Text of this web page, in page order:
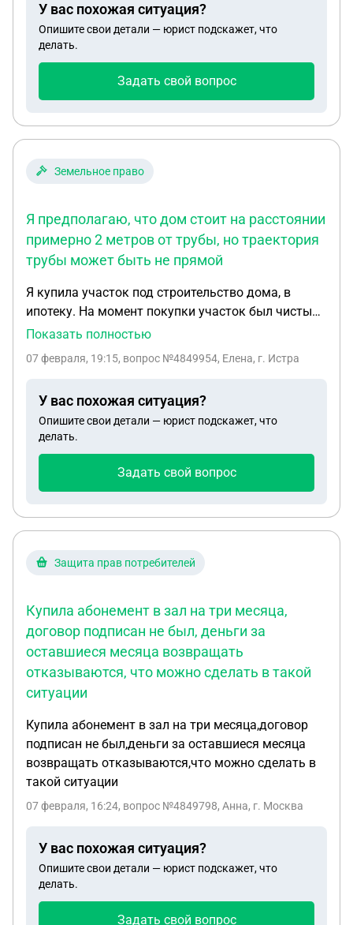
зло второму автовладельцу не еду в ГАИ, мне
позвонили из ГАИ и сказали что я обязан явиться
в противном случае они составят какой-то
протокол за несоблюдения гражданского права и
заберут у меня права, я им сказал что не знаю
права у меня, ответьте пожалуйста, спасибо
У вас похожая ситуация?
Опишите свои детали — юрист подскажет, что
делать.
Задать свой вопрос
Земельное право
Я предполагаю, что дом стоит на расстоянии
примерно 2 метров от трубы, но траектория
трубы может быть не прямой
Я купила участок под строительство дома, в
ипотеку. На момент покупки участок был чистым,
без зарегистрированных обременений, и у меня
построен и зарегистрирован в собственность.
обнаружила, что на участке в ЕГРН отображена
газовая труба, которая пересекает участок и
даже дом (хотя дом на сваях). Как я понимаю,
участка, но была зарегистрирована в кадастре
построила дом. Неизвестно точно, какого
пластиковая и проходит по территории СНТ.
трубы низкого давления. При этом в публичной
кадастровой карте указано, что это газопровод
высокого давления. Я предполагаю, что дом
стоит на расстоянии примерно 2 метров от трубы,
но траектория трубы может быть не прямой. На
(шурфление), чтобы найти трубы и примерно
определить их расположение, но полного
обследования не проводилось. Меня интересует:
1. Какие юридические риски могут быть, если
фактически дом стоит вблизи
или газовая компания потребовать перенос
трубы за мой счёт или даже снос дома? 3. Как
правильно действовать, чтобы уточнить
фактическое положение трубы, давление и
зафиксировать это юридически? Хотелось бы
Показать полностью
07 февраля, 19:15, вопрос №4849954, Елена, г. Истра
У вас похожая ситуация?
Опишите свои детали — юрист подскажет, что
делать.
Задать свой вопрос
Защита прав потребителей
Купила абонемент в зал на три месяца,
договор подписан не был, деньги за
оставшиеся месяца возвращать
отказываются, что можно сделать в такой
ситуации
Купила абонемент в зал на три месяца,договор
подписан не был,деньги за оставшиеся месяца
возвращать отказываются,что можно сделать в
такой ситуации
07 февраля, 16:24, вопрос №4849798, Анна, г. Москва
У вас похожая ситуация?
Опишите свои детали — юрист подскажет, что
делать.
Задать свой вопрос